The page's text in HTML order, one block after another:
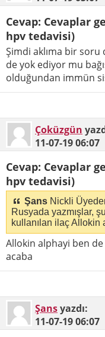
Cevap: Cevaplar
hpv tedavisi)
Şimdi aklıma bir
de yok ediyor mu
olduğundan immün
Çoküzgün
11-07-1906:07
Cevap: Cevaplar
hpv tedavisi)
Şans Nickli
Rusyada yazmışlar,
kullanılan ilaç Allokin
Allokin alphayi ben
acaba
Şansyazdı:
11-07-1906:07